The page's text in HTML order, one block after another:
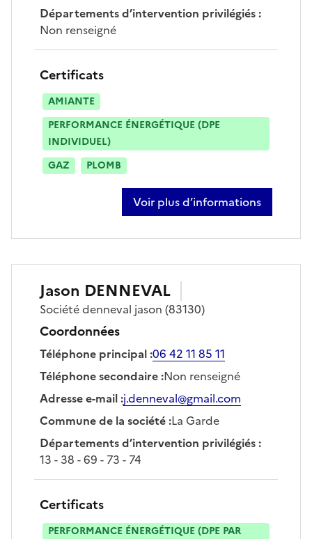
Départements d’intervention privilégiés:
Non renseigné
Certificats
AMIANTE
PERFORMANCE ÉNERGÉTIQUE (DPE
INDIVIDUEL)
GAZ
PLOMB
Voir plus d’informations
sur laurent croce
Jason DENNEVAL
Sociétédenneval jason (83130)
Coordonnées
Téléphone principal:06 42 11 85 11
Téléphone secondaire:Non renseigné
Adresse e-mail:j.denneval@gmail.com
Commune de la société:La Garde
Départements d’intervention privilégiés:
13 - 38 - 69 - 73 - 74
Certificats
PERFORMANCE ÉNERGÉTIQUE (DPE PAR